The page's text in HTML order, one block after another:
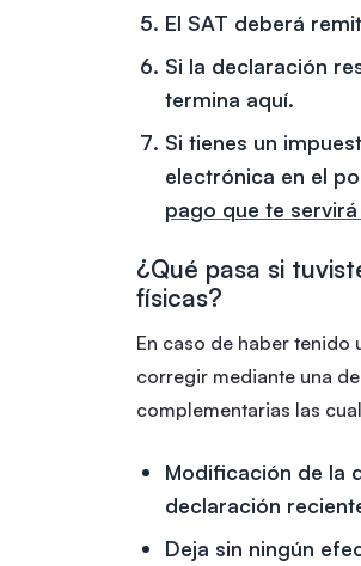
El SAT deberá
Si la declaración
termina aquí.
Si tienes un
electrónica en el
pago que te
¿Qué pasa si
físicas?
En caso de haber tenido
corregir mediante una
complementarias las
Modificación de la
declaración
Deja sin ningún